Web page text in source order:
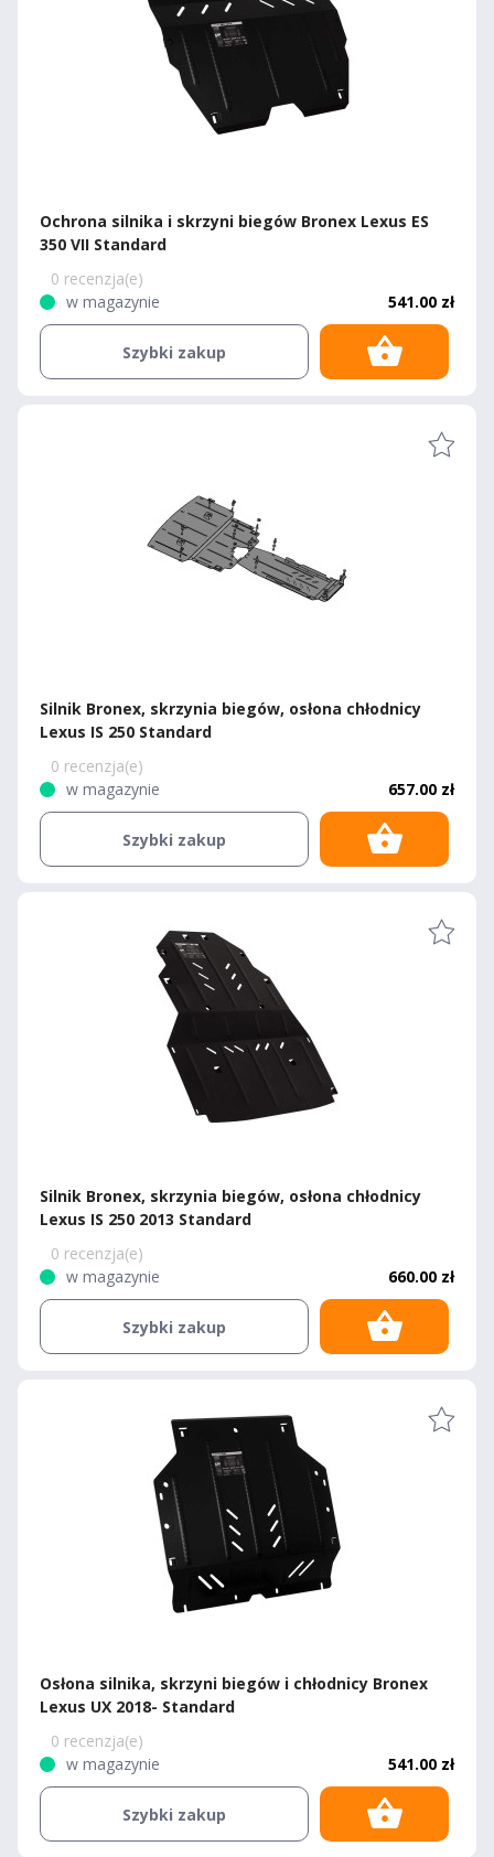
Ochrona silnika i skrzyni biegów Bronex Lexus ES
350 VII Standard
0 recenzja(e)
w magazynie
541.00 zł
Szybki zakup
Silnik Bronex, skrzynia biegów, osłona chłodnicy
Lexus IS 250 Standard
0 recenzja(e)
w magazynie
657.00 zł
Szybki zakup
Silnik Bronex, skrzynia biegów, osłona chłodnicy
Lexus IS 250 2013 Standard
0 recenzja(e)
w magazynie
660.00 zł
Szybki zakup
Osłona silnika, skrzyni biegów i chłodnicy Bronex
Lexus UX 2018- Standard
0 recenzja(e)
w magazynie
541.00 zł
Szybki zakup